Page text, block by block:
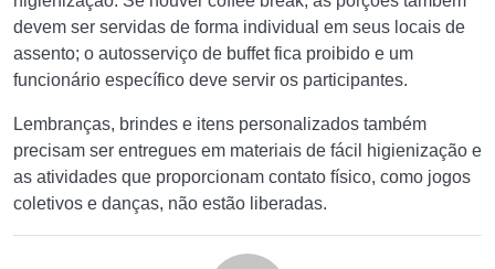
devem ser servidas de forma individual em seus locais de
assento; o autosserviço de buffet fica proibido e um
funcionário específico deve servir os participantes.
Lembranças, brindes e itens personalizados também
precisam ser entregues em materiais de fácil higienização e
as atividades que proporcionam contato físico, como jogos
coletivos e danças, não estão liberadas.